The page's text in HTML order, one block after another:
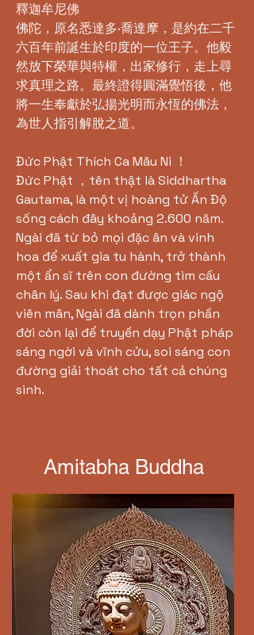
釋迦牟尼佛
佛陀，原名悉達多·喬達摩，是約在二千
六百年前誕生於印度的一位王子。他毅
然放下榮華與特權，出家修行，走上尋
求真理之路。最終證得圓滿覺悟後，他
將一生奉獻於弘揚光明而永恆的佛法，
為世人指引解脫之道。
Đức Phật Thích Ca Mâu Ni ！
Đức Phật ，tên thật là Siddhartha
Gautama, là một vị hoàng tử Ấn Độ
sống cách đây khoảng 2.600 năm.
Ngài đã từ bỏ mọi đặc ân và vinh
hoa để xuất gia tu hành, trở thành
một ẩn sĩ trên con đường tìm cầu
chân lý. Sau khi đạt được giác ngộ
viên mãn, Ngài đã dành trọn phần
đời còn lại để truyền dạy Phật pháp
sáng ngời và vĩnh cửu, soi sáng con
đường giải thoát cho tất cả chúng
sinh.
Amitabha Buddha